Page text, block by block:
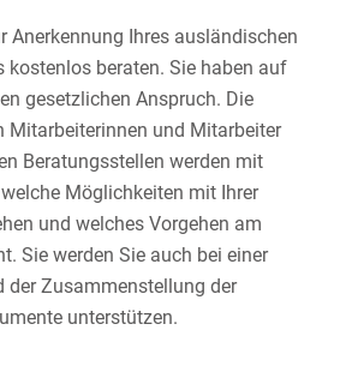
Anerkennung Ihres ausländischen
kostenlos beraten. Sie haben auf
gesetzlichen Anspruch. Die
Mitarbeiterinnen und Mitarbeiter
Beratungsstellen werden mit
Möglichkeiten mit Ihrer
und welches Vorgehen am
Sie werden Sie auch bei einer
der Zusammenstellung der
unterstützen.